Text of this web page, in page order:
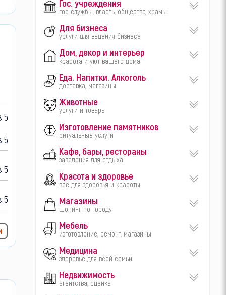
5
5
5
5
Гос. учреждения
гор службы, власть, общество, храмы
Для бизнеса
услуги для ведения бизнеса
Дом, декор и интерьер
красота и уют вашего дома
Еда. Напитки. Алкоголь
доставка, магазины
Животные
услуги и товары
Изготовление памятников
ритуальные услуги
Кафе, бары, рестораны
заведения для отдыха
Красота и здоровье
все для здоровья и красоты
Магазины
шопинг по городу
Мебель
изготовление, ремонт, магазины
Медицина
здоровье для всей семьи
Недвижимость
агентства, оценка